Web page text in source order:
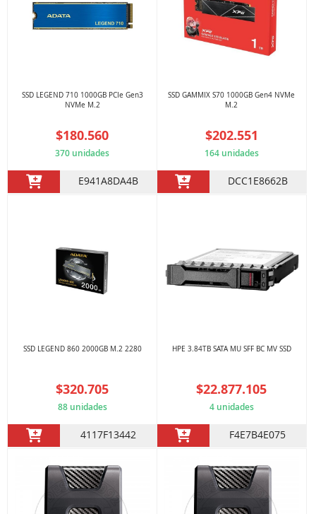
SSD LEGEND 710 1000GB PCIe Gen3
NVMe M.2
$180.560
370 unidades
E941A8DA4B
SSD GAMMIX S70 1000GB Gen4 NVMe
M.2
$202.551
164 unidades
DCC1E8662B
SSD LEGEND 860 2000GB M.2 2280
$320.705
88 unidades
4117F13442
HPE 3.84TB SATA MU SFF BC MV SSD
$22.877.105
4 unidades
F4E7B4E075